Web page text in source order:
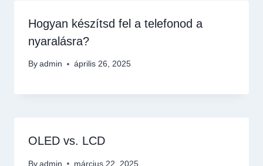
Hogyan készítsd fel a telefonod a
nyaralásra?
By admin április 26, 2025
OLED vs. LCD
By admin március 22, 2025